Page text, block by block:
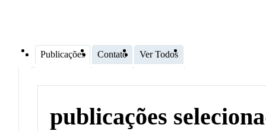
Publicações Contato Ver Todos
publicações